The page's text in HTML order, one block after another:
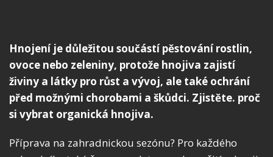
Hnojení je důležitou součástí pěstování rostlin,
ovoce nebo zeleniny, protože hnojiva zajistí
živiny a látky pro růst a vývoj, ale také ochrání
před možnými chorobami a škůdci. Zjistěte. proč
si vybrat organická hnojiva.
Příprava na zahradnickou sezónu? Pro každého